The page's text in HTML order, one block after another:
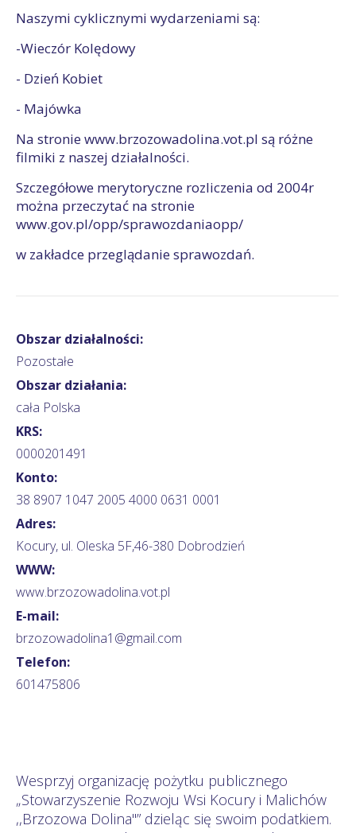
Naszymi cyklicznymi wydarzeniami są:
-Wieczór Kolędowy
- Dzień Kobiet
- Majówka
Na stronie www.brzozowadolina.vot.pl są różne
filmiki z naszej działalności.
Szczegółowe merytoryczne rozliczenia od 2004r
można przeczytać na stronie
www.gov.pl/opp/sprawozdaniaopp/
w zakładce przeglądanie sprawozdań.
Obszar działalności:
Pozostałe
Obszar działania:
cała Polska
KRS:
0000201491
Konto:
38 8907 1047 2005 4000 0631 0001
Adres:
Kocury, ul. Oleska 5F,46-380 Dobrodzień
WWW:
www.brzozowadolina.vot.pl
E-mail:
brzozowadolina1@gmail.com
Telefon:
601475806
Wesprzyj organizację pożytku publicznego
„Stowarzyszenie Rozwoju Wsi Kocury i Malichów
,,Brzozowa Dolina''” dzieląc się swoim podatkiem.